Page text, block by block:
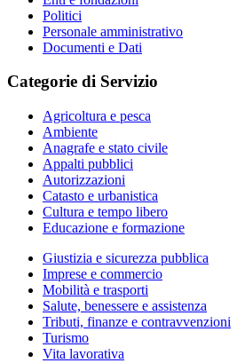
Politici
Personale amministrativo
Documenti e Dati
Categorie di Servizio
Agricoltura e pesca
Ambiente
Anagrafe e stato civile
Appalti pubblici
Autorizzazioni
Catasto e urbanistica
Cultura e tempo libero
Educazione e formazione
Giustizia e sicurezza pubblica
Imprese e commercio
Mobilità e trasporti
Salute, benessere e assistenza
Tributi, finanze e contravvenzioni
Turismo
Vita lavorativa